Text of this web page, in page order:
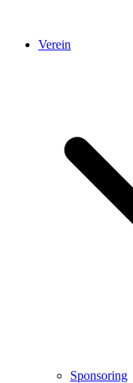
Verein
Sponsoring